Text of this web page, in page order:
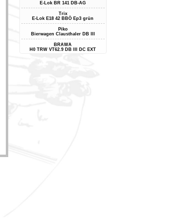
E-Lok BR 141 DB-AG
Trix
E-Lok E18 42 BBÖ Ep3 grün
Piko
Bierwagen Clausthaler DB III
BRAWA
H0 TRW VT62.9 DB III DC EXT